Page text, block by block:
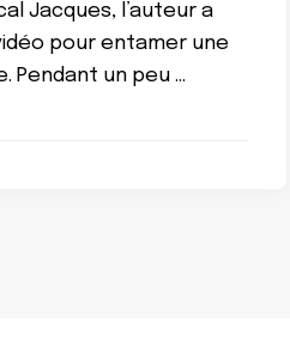
Jacques, l’auteur a
pour entamer une
Pendant un peu …